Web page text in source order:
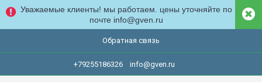
Уважаемые клиенты! мы работаем. цены уточняйте по
почте info@gven.ru
Обратная связь
+79255186326 info@gven.ru